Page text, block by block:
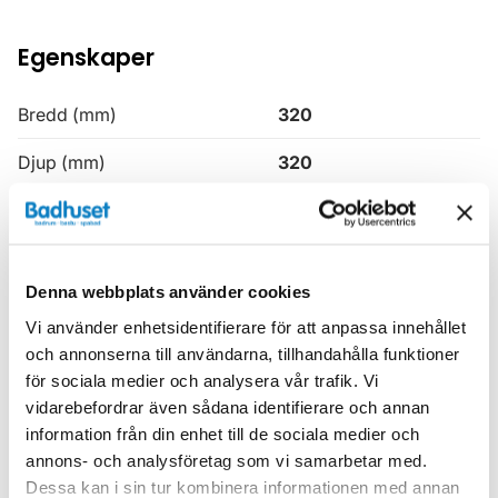
Denna webbplats använder cookies
Vi använder enhetsidentifierare för att anpassa innehållet
och annonserna till användarna, tillhandahålla funktioner
för sociala medier och analysera vår trafik. Vi
vidarebefordrar även sådana identifierare och annan
information från din enhet till de sociala medier och
annons- och analysföretag som vi samarbetar med.
Dessa kan i sin tur kombinera informationen med annan
Egenskaper
Bredd (mm) 320
Djup (mm) 320
Färg
Produkttyp Högskåp
Serie H3
Varumärke Haven
SKU: hvv900636-23